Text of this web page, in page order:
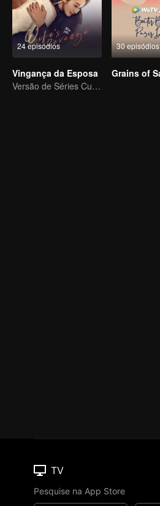
24 episódios
Vingança da Esposa
Versão de Séries Curtas “A Tentação de voltar para casa”
30 episódios
TV
Pesquise na App Store